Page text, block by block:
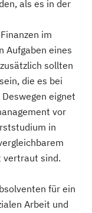
als es in der
im
Aufgaben eines
sollten
die es bei
eignet
vor
in
vertraut sind.
für ein
Arbeit und